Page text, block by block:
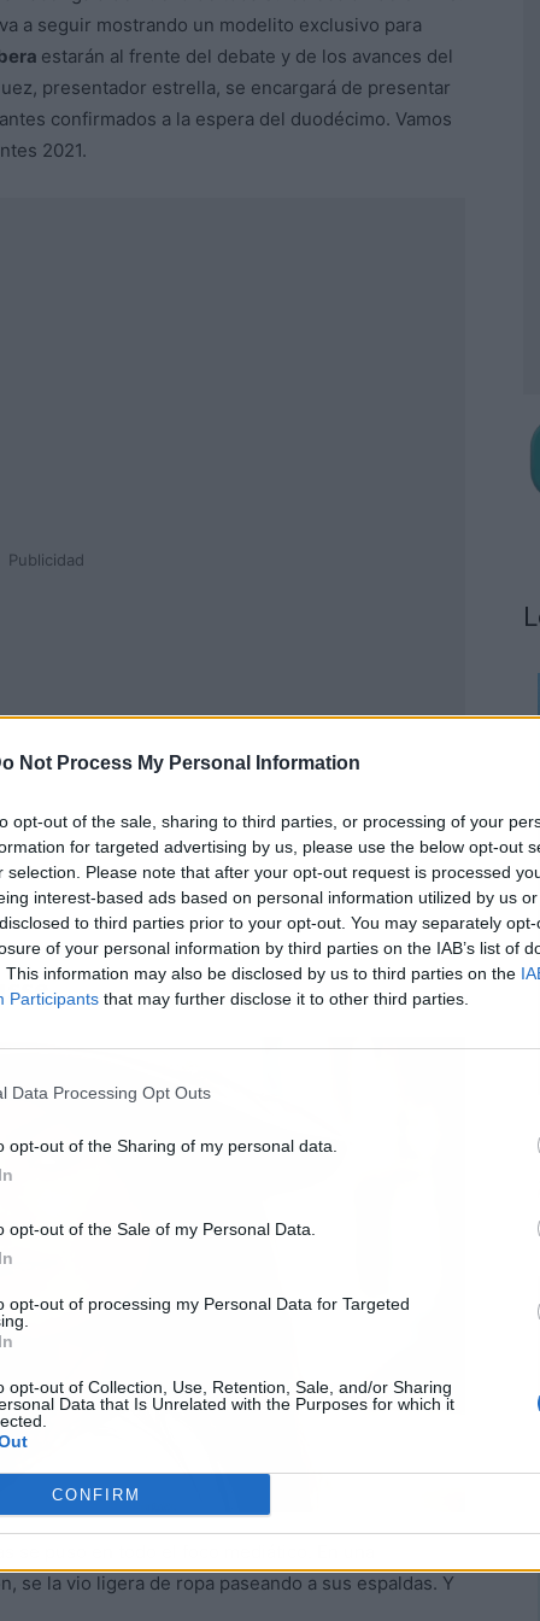
Not Process My Personal Information
opt-out of the sale, sharing to third parties, or processing of your
for targeted advertising by us, please use the below opt-out
selection. Please note that after your opt-out request is processed
interest-based ads based on personal information utilized by us
to third parties prior to your opt-out. You may separately
of your personal information by third parties on the IAB’s list of
This information may also be disclosed by us to third parties on the
Participants that may further disclose it to other third parties.
Data Processing Opt Outs
opt-out of the Sharing of my personal data.
opt-out of the Sale of my Personal Data.
opt-out of processing my Personal Data for Targeted
opt-out of Collection, Use, Retention, Sale, and/or Sharing
Data that Is Unrelated with the Purposes for which it
CONFIRM
a seguir mostrando un modelito exclusivo para
estarán al frente del debate y de los avances del
presentador estrella, se encargará de presentar
confirmados a la espera del duodécimo. Vamos
2021.
Publicidad
se la vio ligera de ropa paseando a sus espaldas. Y